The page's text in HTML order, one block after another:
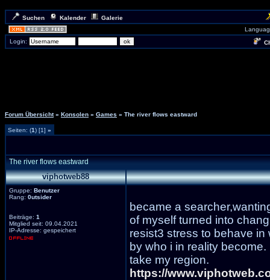
Suchen Kalender
Galerie
Login:
Forum Übersicht » Konsolen » Games » The river flows eastward
Seiten: (1) [1] »
The river flows eastward
viphotweb88
Gruppe: Benutzer
Rang: 0utsider
Beiträge: 1
Mitglied seit: 09.04.2021
IP-Adresse: gespeichert
became a
of myself turned into
resist3 stress to behave in
by who i in reality
take my region.
https://